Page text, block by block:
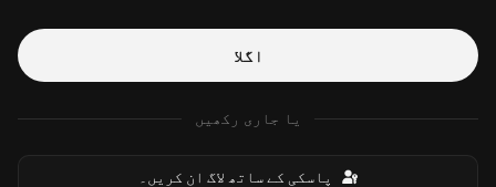
اگلا
یا جاری رکھیں
پاسکی کے ساتھ لاگ ان کریں۔